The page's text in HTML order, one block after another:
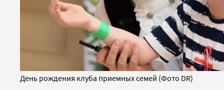
День рождения клуба приемных семей (Фото DR)